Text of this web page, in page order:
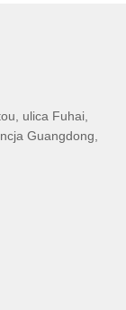
ulica Fuhai,
Guangdong,